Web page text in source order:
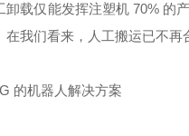
卸载仅能发挥注塑机 70% 的
我们看来，人工搬运已不
的机器人解决方案